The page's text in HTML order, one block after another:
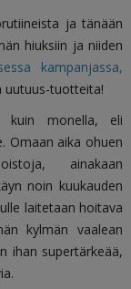
ja tänään
hiuksiin ja niiden
kampanjassa,
uutuus-tuotteita!
kuin monella, eli
Omaan aika ohuen
ainakaan
noin kuukauden
laitetaan hoitava
kylmän vaalean
ihan supertärkeää,